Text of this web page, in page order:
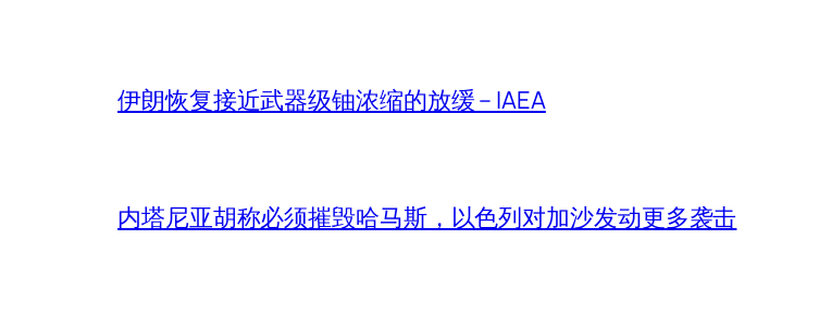
伊朗恢复接近武器级铀浓缩的放缓 – IAEA
内塔尼亚胡称必须摧毁哈马斯，以色列对加沙发动更多袭击